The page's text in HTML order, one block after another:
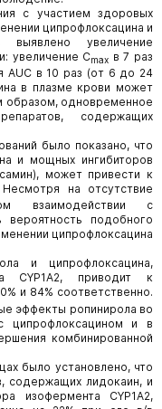
с участием здоровых
ципрофлоксацина и
выявлено увеличение
увеличение Cmax в 7 раз
AUC в 10 раз (от 6 до 24
в плазме крови может
образом, одновременное
содержащих
было показано, что
и мощных ингибиторов
может привести к
на отсутствие
взаимодействии с
подобного
ципрофлоксацина
и ципрофлоксацина,
CYP1А2, приводит к
и 84% соответственно.
эффекты ропинирола во
ципрофлоксацином и в
комбинированной
было установлено, что
содержащих лидокаин, и
изофермента CYP1А2,